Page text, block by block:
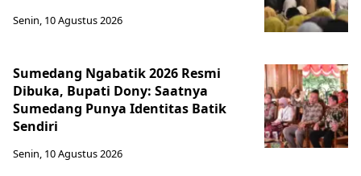
Senin, 10 Agustus 2026
Sumedang Ngabatik 2026 Resmi
Dibuka, Bupati Dony: Saatnya
Sumedang Punya Identitas Batik
Sendiri
Senin, 10 Agustus 2026